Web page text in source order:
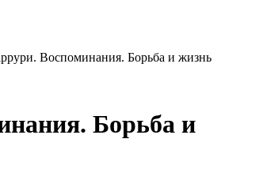
Воспоминания. Борьба и жизнь
Борьба и